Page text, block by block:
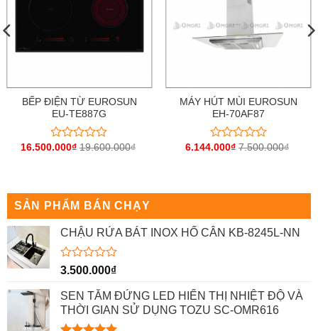
BẾP ĐIỆN TỪ EUROSUN
EU-TE887G
Được
5
sao
16.500.000₫ 19.600.000₫
MÁY HÚT MÙI EUROSUN
EH-70AF87
Được
5
6.144.000₫ 7.500.000₫
SẢN PHẨM BÁN CHẠY
CHẬU RỬA BÁT INOX HỐ CÂN KB-8245L-NN
Được
hạng
0
5
sao
3.500.000₫
SEN TẮM ĐỨNG LED HIỂN THỊ NHIỆT ĐỘ VÀ
THỜI GIAN SỬ DỤNG TOZU SC-OMR616